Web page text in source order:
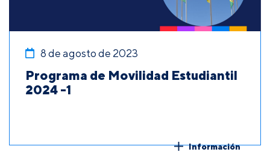
8 de agosto de 2023
Programa de Movilidad Estudiantil
2024 -1
Información